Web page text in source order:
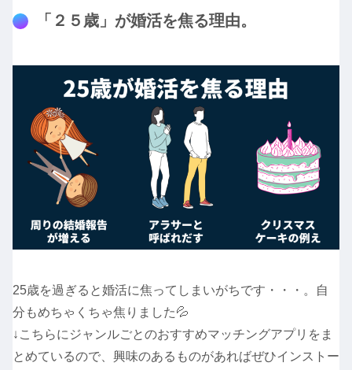
「２５歳」が婚活を焦る理由。
25歳を過ぎると婚活に焦ってしまいがちです・・・。自
分もめちゃくちゃ焦りました💦
↓こちらにジャンルごとのおすすめマッチングアプリをま
とめているので、興味のあるものがあればぜひインストー